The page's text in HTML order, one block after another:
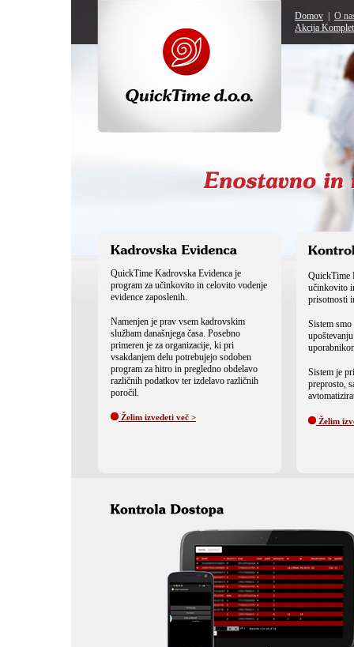
Domov
O
Akcija Komplet
QuickTime Kadrovska Evidenca je
program za učinkovito in celovito vodenje
evidence zaposlenih.
Namenjen je prav vsem kadrovskim
službam današnjega časa. Posebno
primeren je za organizacije, ki pri
vsakdanjem delu potrebujejo sodoben
program za hitro in pregledno obdelavo
različnih podatkov ter izdelavo različnih
poročil.
Želim izvedeti več >
QuickTime
učinkovito
prisotnosti
Sistem
Sistem je
preprosto,
Želim